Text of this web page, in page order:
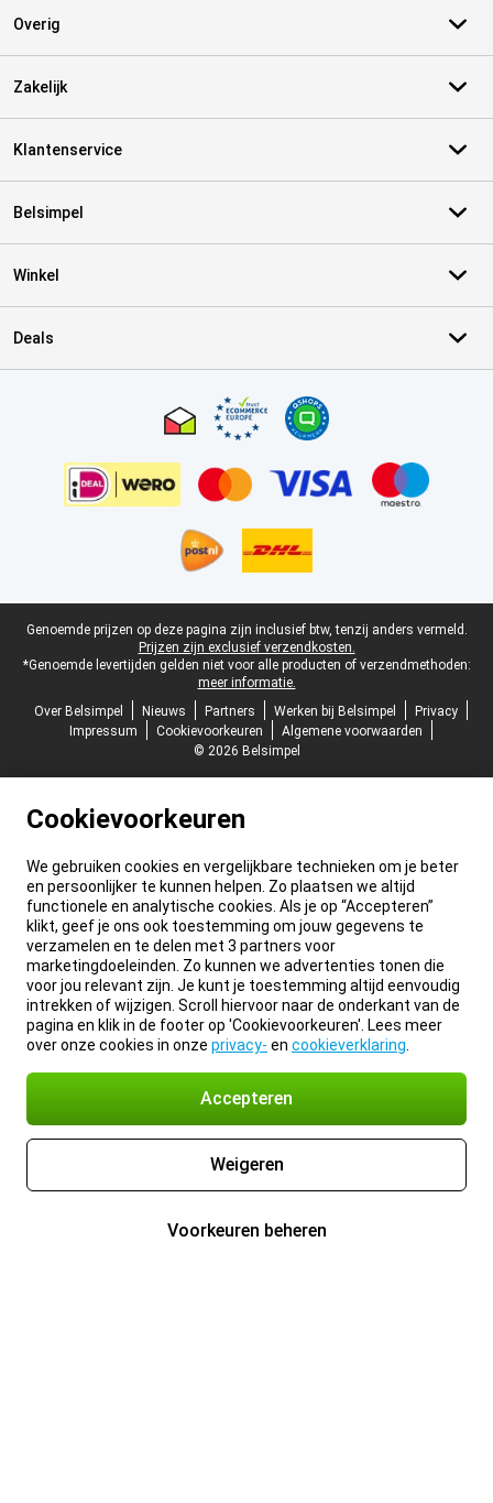
Overig
Zakelijk
Klantenservice
Belsimpel
Winkel
Deals
Juridische voettekst
Genoemde prijzen op deze pagina zijn inclusief btw, tenzij anders vermeld.
Prijzen zijn exclusief verzendkosten.
*Genoemde levertijden gelden niet voor alle producten of verzendmethoden:
meer informatie.
Over Belsimpel
Nieuws Partners Werken bij Belsimpel
Privacy
Impressum
Cookievoorkeuren
Algemene voorwaarden
© 2026 Belsimpel
Cookievoorkeuren
We gebruiken cookies en vergelijkbare technieken om je beter
en persoonlijker te kunnen helpen. Zo plaatsen we altijd
functionele en analytische cookies. Als je op “Accepteren”
klikt, geef je ons ook toestemming om jouw gegevens te
verzamelen en te delen met 3 partners voor
marketingdoeleinden. Zo kunnen we advertenties tonen die
voor jou relevant zijn. Je kunt je toestemming altijd eenvoudig
intrekken of wijzigen. Scroll hiervoor naar de onderkant van de
pagina en klik in de footer op 'Cookievoorkeuren'. Lees meer
over onze cookies in onze privacy- en cookieverklaring
Accepteren
Weigeren
Voorkeuren beheren